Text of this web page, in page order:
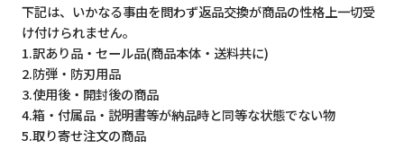
下記は、いかなる事由を問わず返品交換が商品の性格上一切受
け付けられません。
1.訳あり品・セール品(商品本体・送料共に)
2.防弾・防刃用品
3.使用後・開封後の商品
4.箱・付属品・説明書等が納品時と同等な状態でない物
5.取り寄せ注文の商品